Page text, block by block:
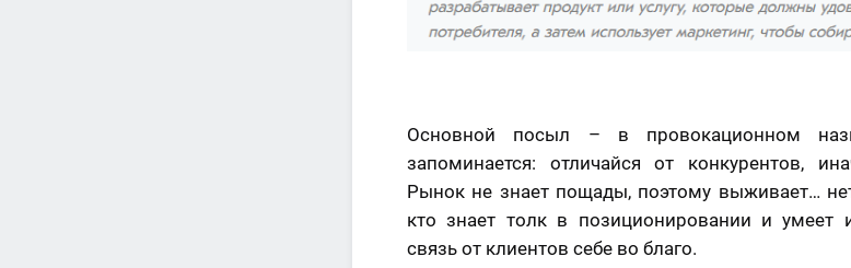
Основной посыл – в провокационном
запоминается: отличайся от конкурентов,
Рынок не знает пощады, поэтому выживает…
кто знает толк в позиционировании и умеет
связь от клиентов себе во благо.